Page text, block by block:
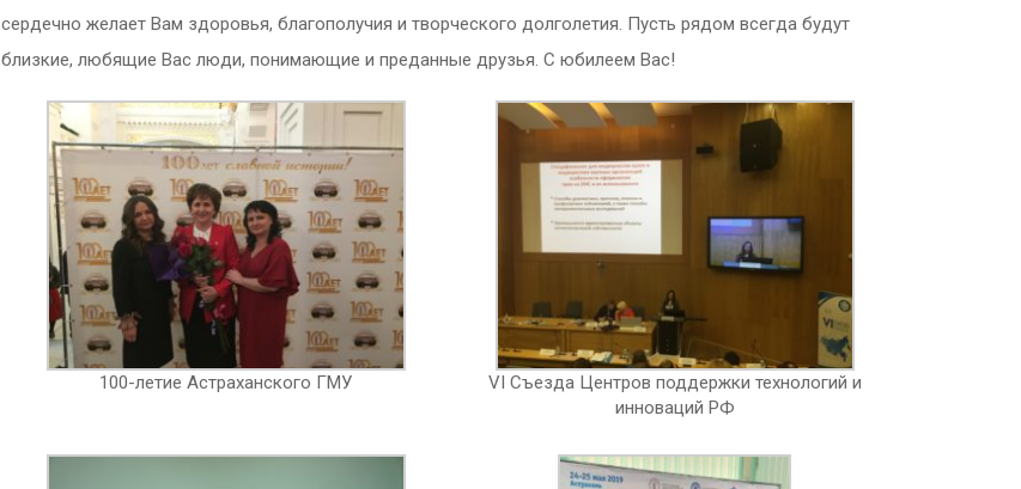
сердечно желает Вам здоровья, благополучия и творческого долголетия. Пусть рядом всегда будут
близкие, любящие Вас люди, понимающие и преданные друзья. С юбилеем Вас!
100-летие Астраханского ГМУ
VI Съезда Центров поддержки технологий и
инноваций РФ